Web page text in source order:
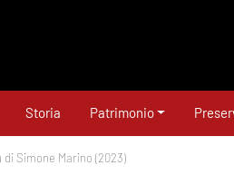
Storia Patrimonio
Simone Marino (2023)